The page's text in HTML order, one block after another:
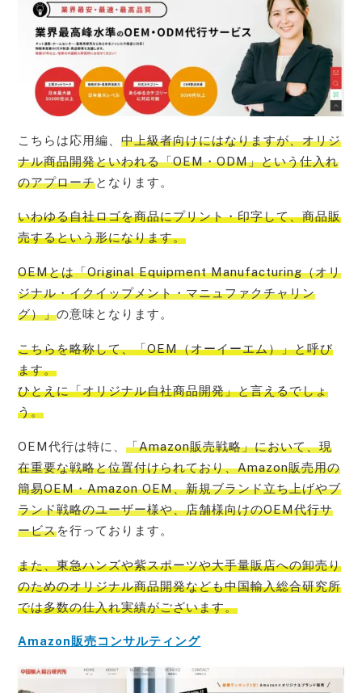
こちらは応用編、中上級者向けにはなりますが、オリジ
ナル商品開発といわれる「OEM・ODM」という仕入れ
のアプローチとなります。
いわゆる自社ロゴを商品にプリント・印字して、商品販
売するという形になります。
OEMとは「Original Equipment Manufacturing（オリ
ジナル・イクイップメント・マニュファクチャリン
グ）」の意味となります。
こちらを略称して、「OEM（オーイーエム）」と呼び
ます。
ひとえに「オリジナル自社商品開発」と言えるでしょ
う。
OEM代行は特に、「Amazon販売戦略」において、現
在重要な戦略と位置付けられており、Amazon販売用の
簡易OEM・Amazon OEM、新規ブランド立ち上げやブ
ランド戦略のユーザー様や、店舗様向けのOEM代行サ
ービスを行っております。
また、東急ハンズや紫スポーツや大手量販店への卸売り
のためのオリジナル商品開発なども中国輸入総合研究所
では多数の仕入れ実績がございます。
Amazon販売コンサルティング